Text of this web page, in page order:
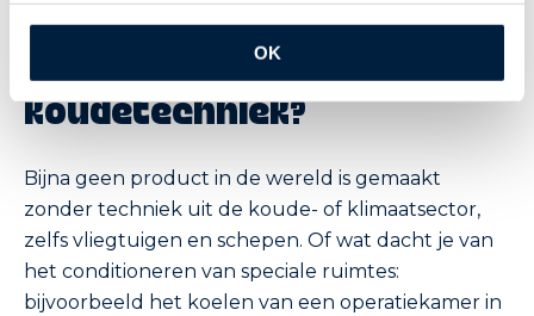
OK
Kies jij voor
koudetechniek?
Bijna geen product in de wereld is gemaakt
zonder techniek uit de koude- of klimaatsector,
zelfs vliegtuigen en schepen. Of wat dacht je van
het conditioneren van speciale ruimtes:
bijvoorbeeld het koelen van een operatiekamer in